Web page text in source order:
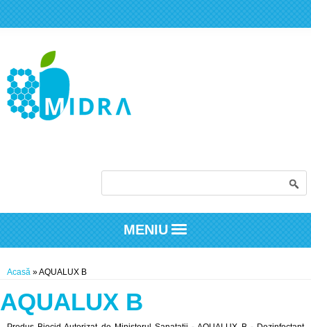
MENIU
Eşti aici
Acasă » AQUALUX B
AQUALUX B